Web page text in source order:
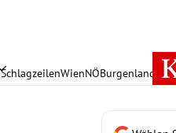
SchlagzeilenWienNÖBurgenland